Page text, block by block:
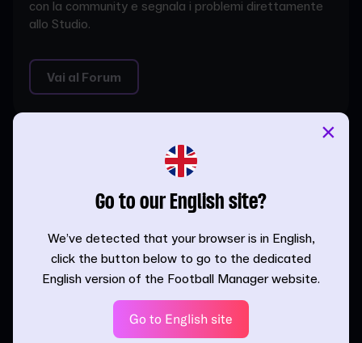
con la community e segnala i problemi direttamente
allo Studio.
Vai al Forum
piattaforme. Se non trovi ciò che cerchi, apri un ticket
Leggi le FAQ
Go to our English site?
We’ve detected that your browser is in English,
click the button below to go to the dedicated
English version of the Football Manager website.
Go to English site
×